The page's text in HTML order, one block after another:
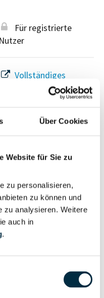
Über Cookies
Website für Sie zu
zu personalisieren,
zu können und
zu analysieren. Weitere
auch in
.
Für registrierte
Nutzer
Vollständiges
Unternehmensprofil
Vollständiges
Unternehmensprofil
anfragen